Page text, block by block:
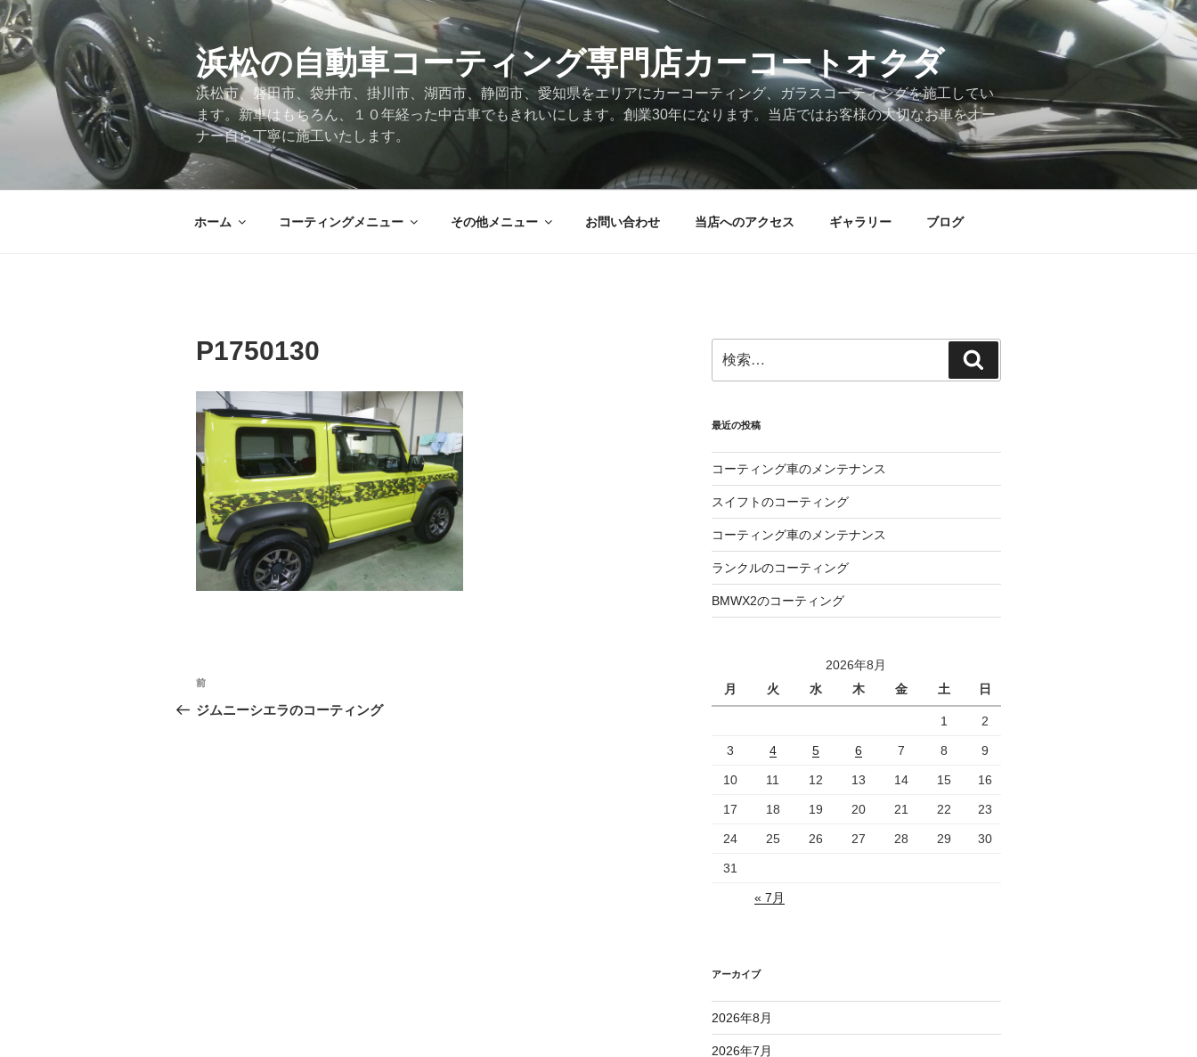
コ
ン
テ
ン
ツ
浜松の自動車コーティング専門店カーコートオクダ
浜松市、磐田市、袋井市、掛川市、湖西市、静岡市、愛知県をエリアにカーコーティング、ガラスコーティングを施工してい
ます。新車はもちろん、１０年経った中古車でもきれいにします。創業30年になります。当店ではお客様の大切なお車をオー
ナー自ら丁寧に施工いたします。
ホーム コーティングメニュー その他メニュー お問い合わせ 当店へのアクセス ギャラリー ブログ
P1750130
投
稿
前
の
前
ジムニーシエラのコーティング
索:
索
最近の投稿
コーティング車のメンテナンス
スイフトのコーティング
コーティング車のメンテナンス
ランクルのコーティング
BMWX2のコーティング
2026年8月
月
火 水 木 金 土 日
1 2
3 4 5 6 7 8 9
10 11 12 13 14 15 16
17 18 19 20 21 22 23
24 25 26 27 28 29 30
31
« 7月
アーカイブ
2026年8月
2026年7月